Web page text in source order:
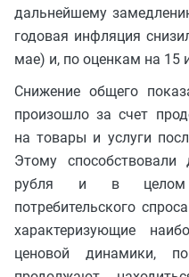
дальнейшему
годовая инфляция
мае) и, по оценкам на 15
Снижение общего
произошло за счет
на товары и услуги
Этому
рубля и в целом
потребительского
характеризующие
ценовой динамики,